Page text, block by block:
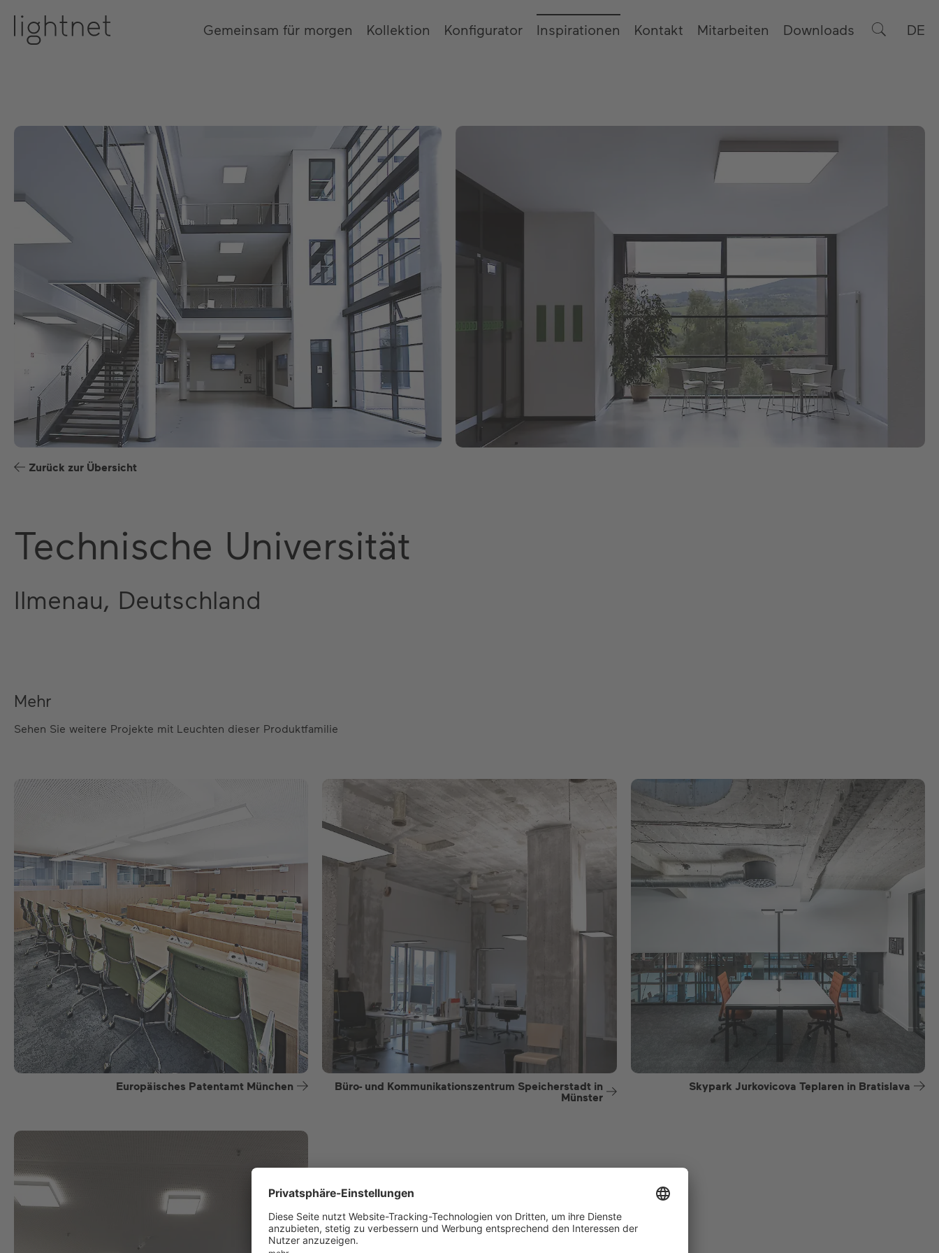
Gemeinsam für morgen Kollektion Konfigurator Inspirationen Kontakt Mitarbeiten Downloads DE
Zurück zur Übersicht
Technische Universität
Ilmenau, Deutschland
Mehr
Sehen Sie weitere Projekte mit Leuchten dieser Produktfamilie
Europäisches Patentamt München
Büro- und Kommunikationszentrum Speicherstadt in
Münster
Skypark Jurkovicova Teplaren in Bratislava